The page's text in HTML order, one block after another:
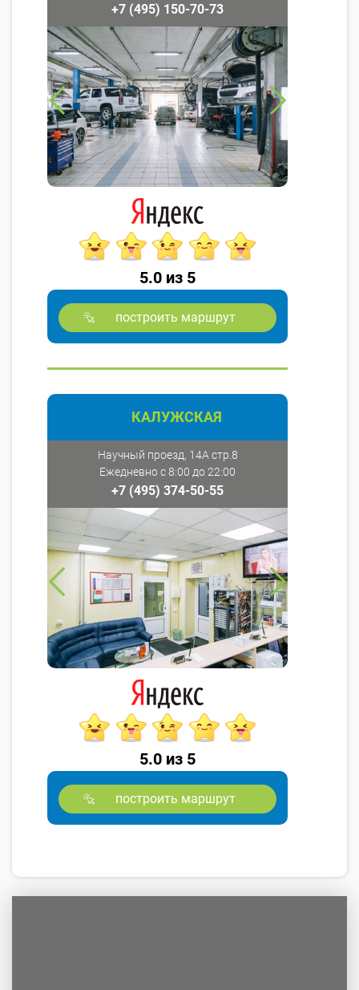
+7 (495) 150-70-73
5.0 из 5
построить маршрут
КАЛУЖСКАЯ
Научный проезд, 14А стр.8
Ежедневно с 8:00 до 22:00
+7 (495) 374-50-55
5.0 из 5
построить маршрут